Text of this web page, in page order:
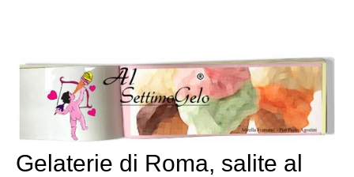
Gelaterie di Roma, salite al